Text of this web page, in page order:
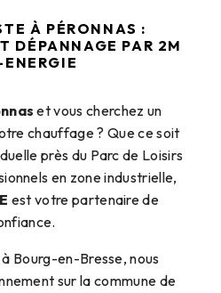
À PÉRONNAS :
DÉPANNAGE PAR 2M
et vous cherchez un
chauffage ? Que ce soit
près du Parc de Loisirs
en zone industrielle,
est votre partenaire de
Bourg-en-Bresse, nous
sur la commune de